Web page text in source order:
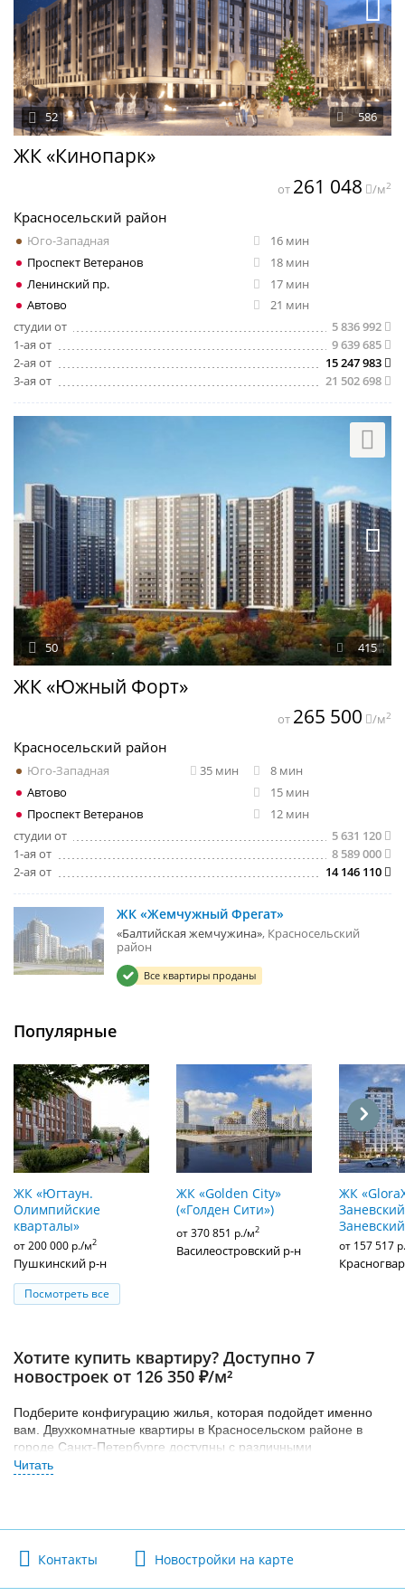
ЖК «Кинопарк»
586
52
Красносельский район
Юго-Западная
16 мин
Проспект Ветеранов
18 мин
Ленинский пр.
17 мин
Автово
21 мин
студии от
5 836 992
1-ая от
9 639 685
2-ая от
15 247 983
3-ая от
21 502 698
от 261 048 /м2
ЖК «Южный Форт»
415
50
Красносельский район
Юго-Западная 35 мин
8 мин
Автово
15 мин
Проспект Ветеранов
12 мин
студии от
5 631 120
1-ая от
8 589 000
2-ая от
14 146 110
от 265 500 /м2
ЖК «Жемчужный Фрегат»
«Балтийская жемчужина» Красносельский
район
Все квартиры проданы
Популярные
ЖК «Югтаун.
Олимпийские
кварталы»
от 200 000 р./м2
Пушкинский р-н
ЖК «Golden City»
(«Голден Сити»)
от 370 851 р./м2
Василеостровский р-н
ЖК
от 157 517
Посмотреть все
Хотите купить квартиру? Доступно 7
новостроек от 126 350 ₽/м²
Подберите конфигурацию жилья, которая подойдет именно
вам. Двухкомнатные квартиры в Красносельском районе в
городе Санкт-Петербурге доступны с различными
планировками.
Красносельском районе. Как правило, на класс жилья влияет
развита инфраструктура.
Доступно 7 новостроек с наличием двухкомнатных квартир
Контакты Новостройки на карте